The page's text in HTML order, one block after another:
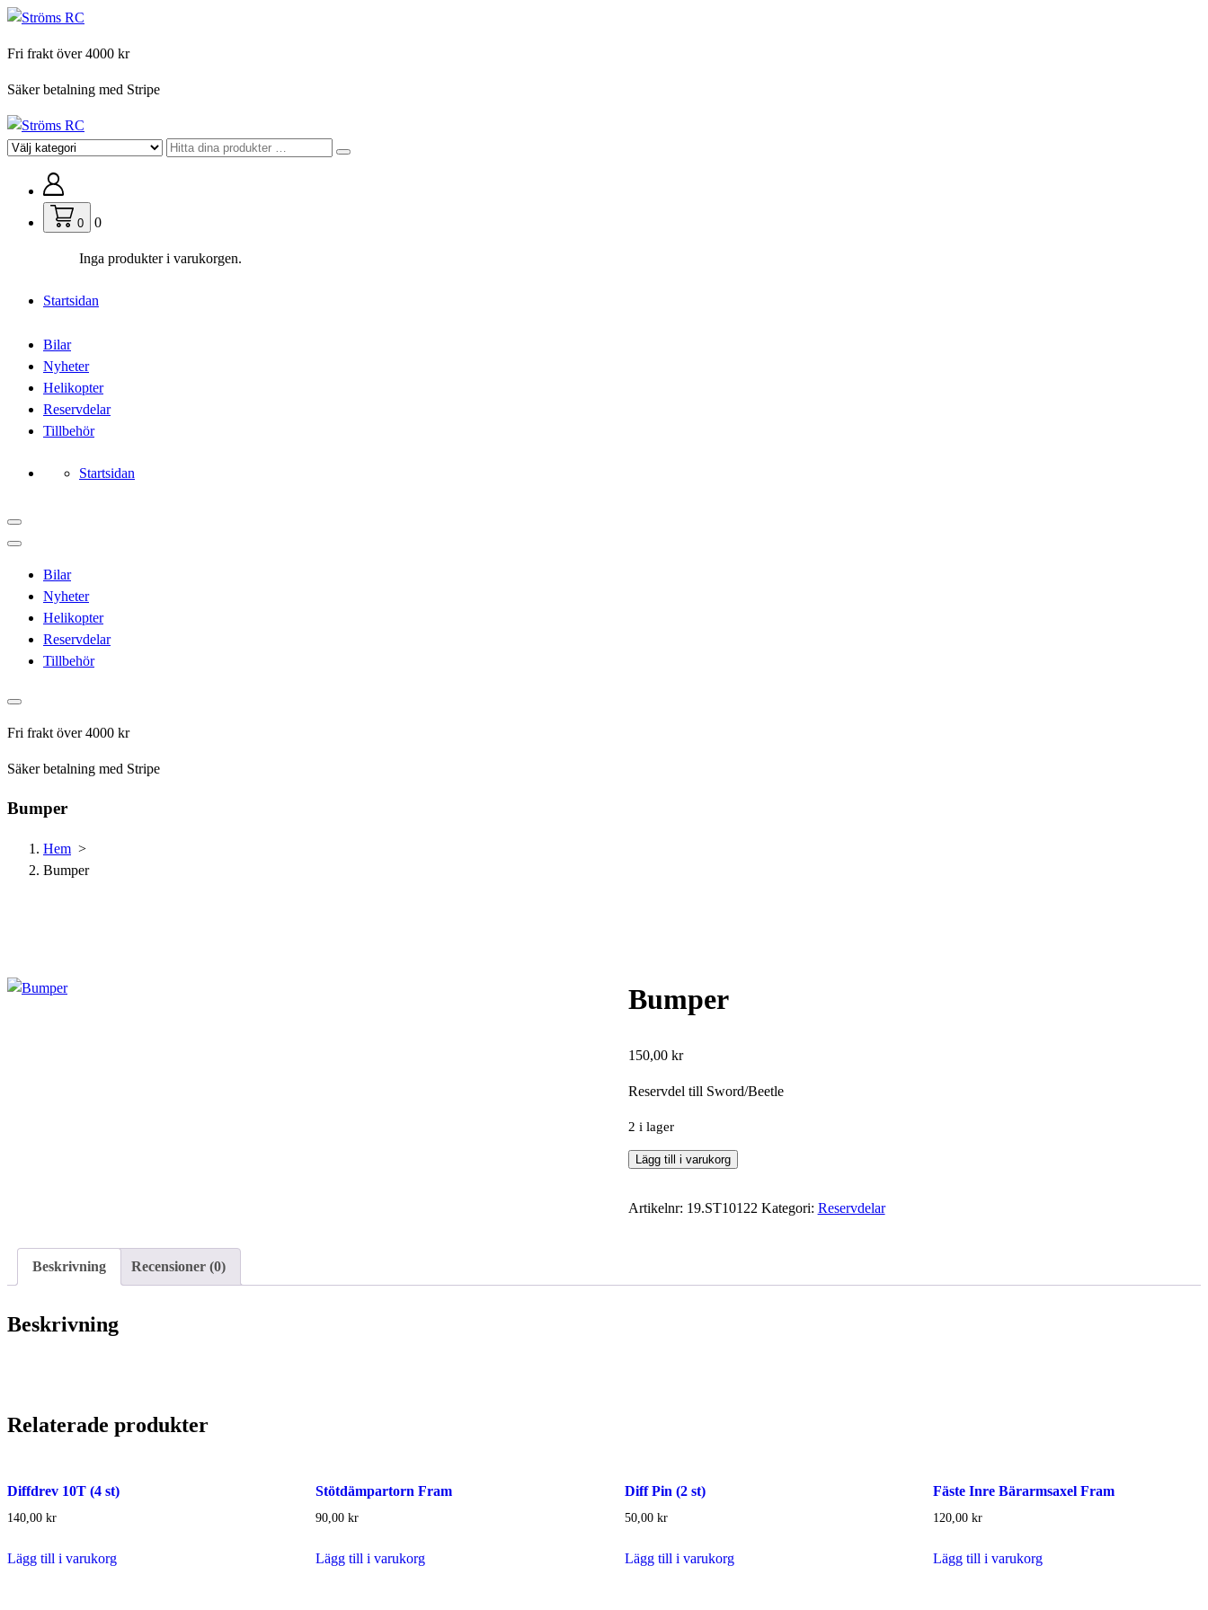
Hoppa
innehåll
Fri frakt över 4000 kr
Säker betalning med Stripe
För din hobby
0 0
Inga produkter i varukorgen.
Startsidan
Bilar
Nyheter
Helikopter
Reservdelar
Tillbehör
Startsidan
Bilar
Nyheter
Helikopter
Reservdelar
Tillbehör
Fri frakt över 4000 kr
Säker betalning med Stripe
Bumper
Hem >
Bumper
Bumper
150,00 kr
Reservdel till Sword/Beetle
2 i lager
Bumper
Lägg till i varukorg
Artikelnr: 19.ST10122 Kategori: Reservdelar
Beskrivning Recensioner (0)
Beskrivning
Relaterade produkter
Diffdrev 10T (4 st)
140,00 kr
Lägg till i varukorg
Stötdämpartorn Fram
90,00kr
Lägg till i varukorg
Diff Pin (2 st)
50,00 kr
Lägg till i varukorg
Fäste Inre Bärarmsaxel Fram
120,00 kr
Lägg till i varukorg